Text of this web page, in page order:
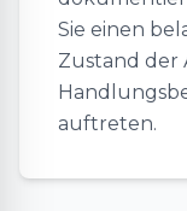
Sie einen
Zustand der
auftreten.